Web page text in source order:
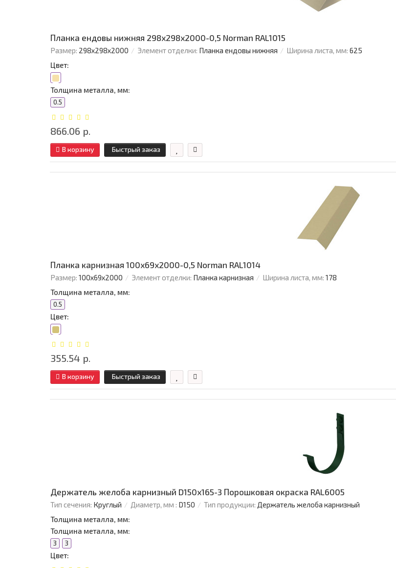
Планка ендовы нижняя 298х298х2000-0,5 Norman RAL1015
Размер: 298х298х2000 Элемент отделки: Планка ендовы нижняя Ширина листа, мм: 625
Цвет:
Толщина металла, мм:
0.5
866.06 р.
В корзину Быстрый заказ
Планка карнизная 100х69х2000-0,5 Norman RAL1014
Размер: 100х69х2000 Элемент отделки: Планка карнизная Ширина листа, мм: 178
Толщина металла, мм:
0.5
Цвет:
355.54 р.
В корзину Быстрый заказ
Держатель желоба карнизный D150х165-3 Порошковая окраска RAL6005
Тип сечения: Круглый Диаметр, мм : D150 Тип продукции: Держатель желоба карнизный
Толщина металла, мм:
Толщина металла, мм:
3 3
Цвет: